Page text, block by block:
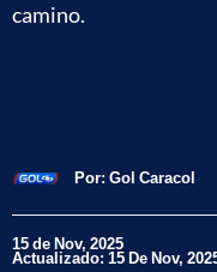
camino.
Por: Gol Caracol
15 de Nov, 2025
Actualizado: 15 De Nov,